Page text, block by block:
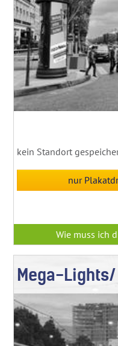
kein Standort
nur
Wie muss ich
Mega-